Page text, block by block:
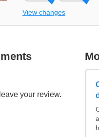
View changes
your review.